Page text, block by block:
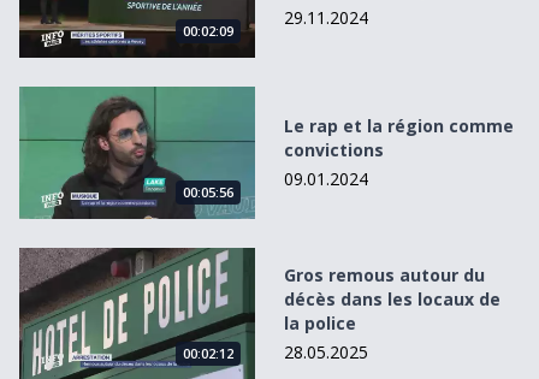
00:02:09
29.11.2024
Le rap et la région comme convictions
00:05:56
Le rap et la région comme
convictions
09.01.2024
Gros remous autour du décès dans les locaux de la police
00:02:12
Gros remous autour du
décès dans les locaux de
la police
28.05.2025